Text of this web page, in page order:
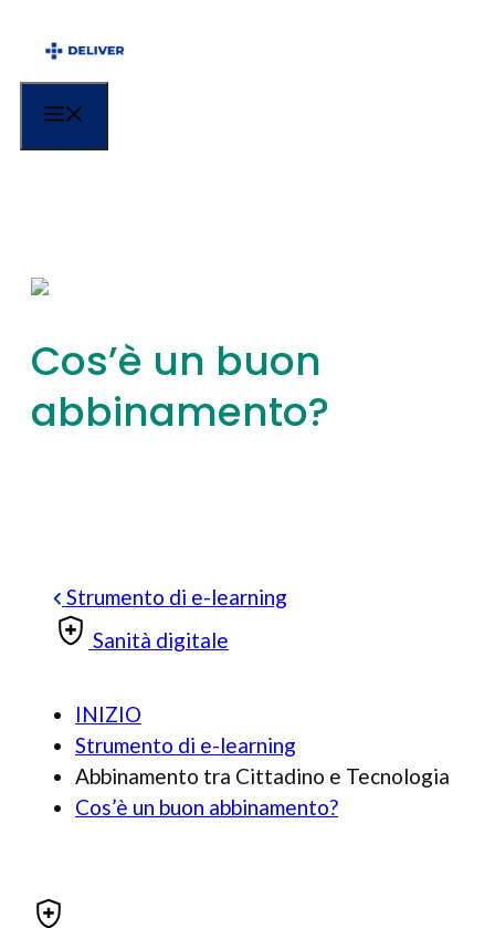
Cos’è un buon
abbinamento?
Strumento di e-learning
Sanità digitale
INIZIO
Strumento di e-learning
Abbinamento tra Cittadino e Tecnologia
Cos’è un buon abbinamento?